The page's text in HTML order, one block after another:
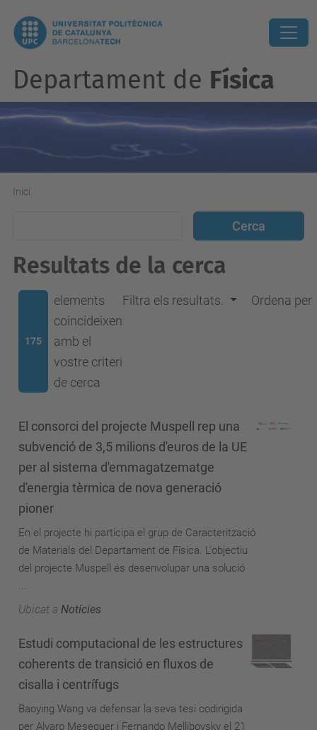
Departament de Física
Inici
Resultats de la cerca
175
elements
coincideixen
amb el
vostre criteri
de cerca
Filtra els resultats. Ordena per
El consorci del projecte Muspell rep una
subvenció de 3,5 milions d'euros de la UE
per al sistema d'emmagatzematge
d'energia tèrmica de nova generació
pioner
En el projecte hi participa el grup de Caracterització
de Materials del Departament de Física. L'objectiu
del projecte Muspell és desenvolupar una solució
Ubicat a Notícies
Estudi computacional de les estructures
coherents de transició en fluxos de
cisalla i centrífugs
Baoying Wang va defensar la seva tesi codirigida
per Alvaro Meseguer i Fernando Mellibovsky el 21